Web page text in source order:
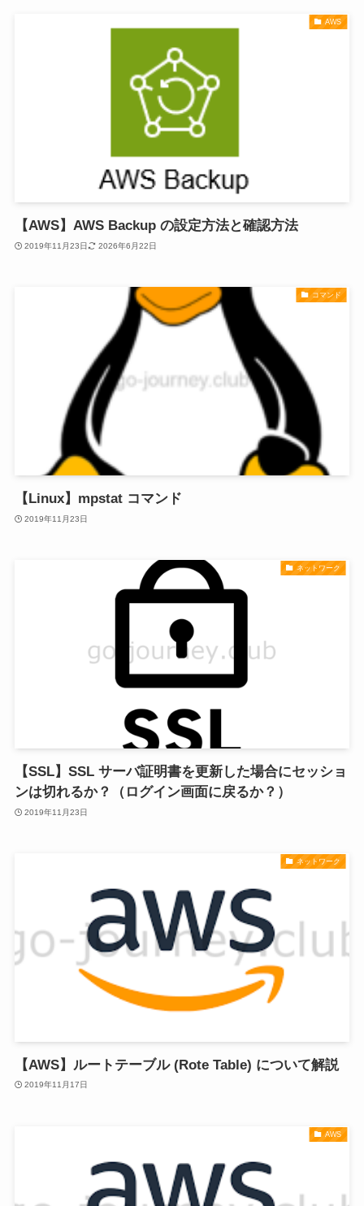
AWS
【AWS】AWS Backup の設定方法と確認方法
2019年11月23日 2026年6月22日
コマンド
【Linux】mpstat コマンド
2019年11月23日
ネットワーク
【SSL】SSL サーバ証明書を更新した場合にセッショ
ンは切れるか？（ログイン画面に戻るか？）
2019年11月23日
ネットワーク
【AWS】ルートテーブル (Rote Table) について解説
2019年11月17日
AWS